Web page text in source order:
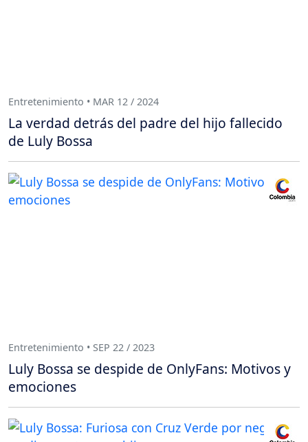
Entretenimiento • MAR 12 / 2024
La verdad detrás del padre del hijo fallecido
de Luly Bossa
Entretenimiento • SEP 22 / 2023
Luly Bossa se despide de OnlyFans: Motivos y
emociones